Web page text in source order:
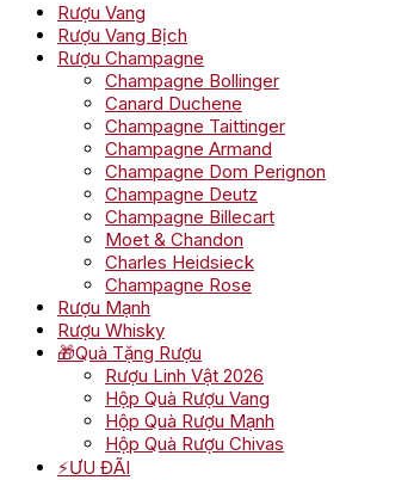
Rượu Vang
Rượu Vang Bịch
Rượu Champagne
Champagne Bollinger
Canard Duchene
Champagne Taittinger
Champagne Armand
Champagne Dom Perignon
Champagne Deutz
Champagne Billecart
Moet & Chandon
Charles Heidsieck
Champagne Rose
Rượu Mạnh
Rượu Whisky
🎁Quà Tặng Rượu
Rượu Linh Vật 2026
Hộp Quà Rượu Vang
Hộp Quà Rượu Mạnh
Hộp Quà Rượu Chivas
⚡ƯU ĐÃI